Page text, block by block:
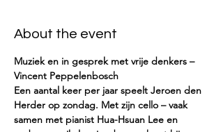
About the event
Muziek en in gesprek met vrije denkers –
Vincent Peppelenbosch
Een aantal keer per jaar speelt Jeroen den
Herder op zondag. Met zijn cello – vaak
samen met pianist Hua-Hsuan Lee en